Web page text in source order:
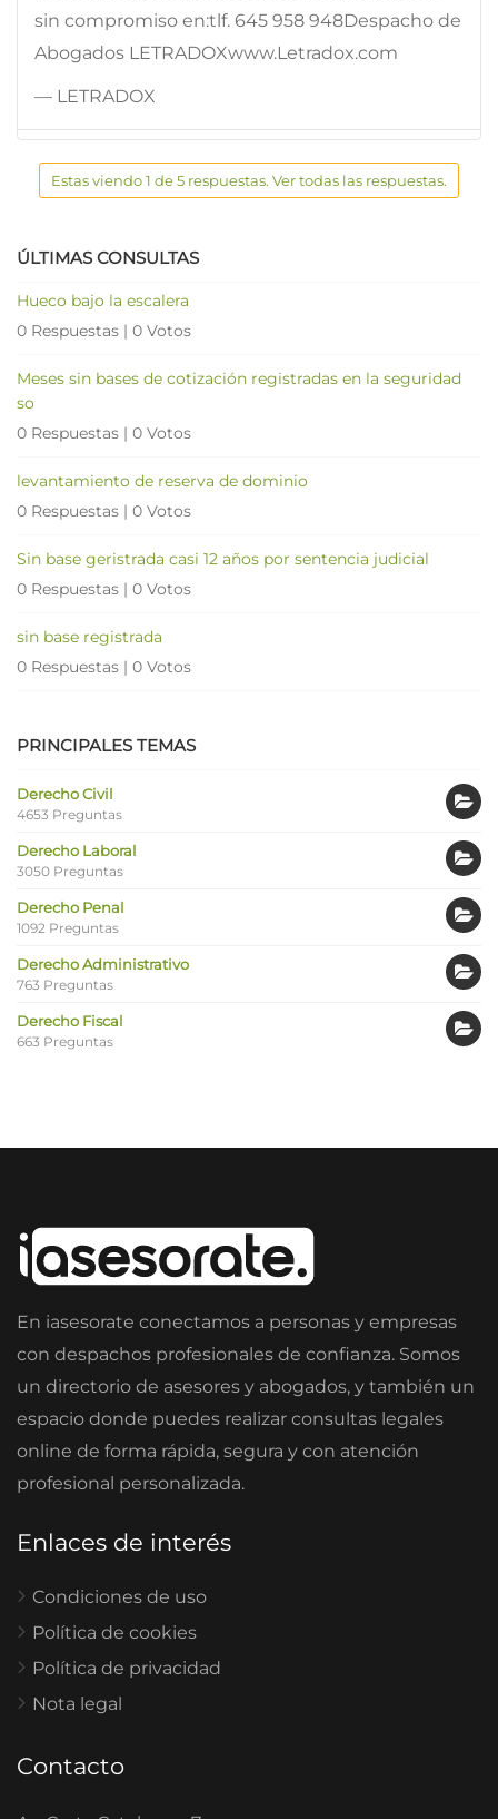
sin compromiso en:tlf. 645 958 948Despacho de
Abogados LETRADOXwww.Letradox.com
— LETRADOX
Estas viendo 1 de 5 respuestas. Ver todas las respuestas.
ÚLTIMAS CONSULTAS
Hueco bajo la escalera
0 Respuestas | 0 Votos
Meses sin bases de cotización registradas en la seguridad
so
0 Respuestas | 0 Votos
levantamiento de reserva de dominio
0 Respuestas | 0 Votos
Sin base geristrada casi 12 años por sentencia judicial
0 Respuestas | 0 Votos
sin base registrada
0 Respuestas | 0 Votos
PRINCIPALES TEMAS
Derecho Civil
4653 Preguntas
Derecho Laboral
3050 Preguntas
Derecho Penal
1092 Preguntas
Derecho Administrativo
763 Preguntas
Derecho Fiscal
663 Preguntas
En iasesorate conectamos a personas y empresas
con despachos profesionales de confianza. Somos
un directorio de asesores y abogados, y también un
espacio donde puedes realizar consultas legales
online de forma rápida, segura y con atención
profesional personalizada.
Enlaces de interés
Condiciones de uso
Política de cookies
Política de privacidad
Nota legal
Contacto